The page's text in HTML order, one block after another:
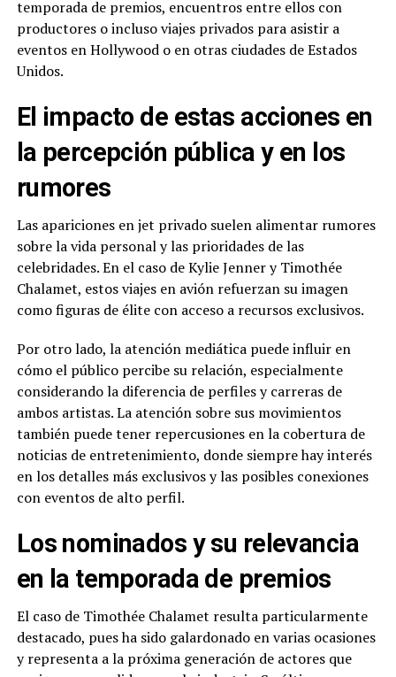
temporada de premios, encuentros entre ellos con
productores o incluso viajes privados para asistir a
eventos en Hollywood o en otras ciudades de Estados
Unidos.
El impacto de estas acciones en
la percepción pública y en los
rumores
Las apariciones en jet privado suelen alimentar rumores
sobre la vida personal y las prioridades de las
celebridades. En el caso de Kylie Jenner y Timothée
Chalamet, estos viajes en avión refuerzan su imagen
como figuras de élite con acceso a recursos exclusivos.
Por otro lado, la atención mediática puede influir en
cómo el público percibe su relación, especialmente
considerando la diferencia de perfiles y carreras de
ambos artistas. La atención sobre sus movimientos
también puede tener repercusiones en la cobertura de
noticias de entretenimiento, donde siempre hay interés
en los detalles más exclusivos y las posibles conexiones
con eventos de alto perfil.
Los nominados y su relevancia
en la temporada de premios
El caso de Timothée Chalamet resulta particularmente
destacado, pues ha sido galardonado en varias ocasiones
y representa a la próxima generación de actores que